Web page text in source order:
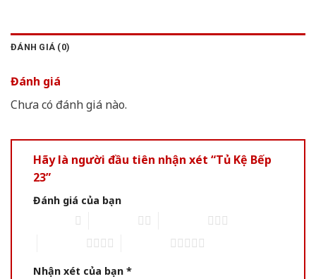
ĐÁNH GIÁ (0)
Đánh giá
Chưa có đánh giá nào.
Hãy là người đầu tiên nhận xét “Tủ Kệ Bếp
23”
Đánh giá của bạn
Nhận xét của bạn *